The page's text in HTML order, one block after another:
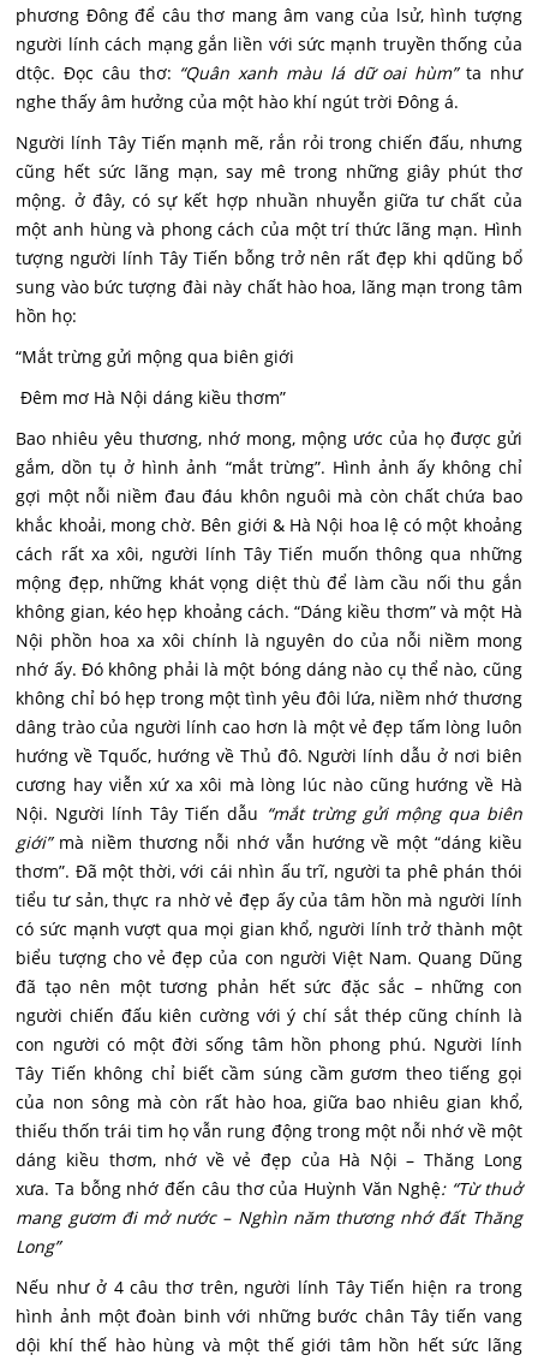
phương Đông để câu thơ mang âm vang của lsử, hình tượng
người lính cách mạng gắn liền với sức mạnh truyền thống của
dtộc. Đọc câu thơ: “Quân xanh màu lá dữ oai hùm”ta như
nghe thấy âm hưởng của một hào khí ngút trời Đông á.
Người lính Tây Tiến mạnh mẽ, rắn rỏi trong chiến đấu, nhưng
cũng hết sức lãng mạn, say mê trong những giây phút thơ
mộng. ở đây, có sự kết hợp nhuần nhuyễn giữa tư chất của
một anh hùng và phong cách của một trí thức lãng mạn. Hình
tượng người lính Tây Tiến bỗng trở nên rất đẹp khi qdũng bổ
sung vào bức tượng đài này chất hào hoa, lãng mạn trong tâm
hồn họ:
“Mắt trừng gửi mộng qua biên giới
Đêm mơ Hà Nội dáng kiều thơm”
Bao nhiêu yêu thương, nhớ mong, mộng ước của họ được gửi
gắm, dồn tụ ở hình ảnh “mắt trừng”. Hình ảnh ấy không chỉ
gợi một nỗi niềm đau đáu khôn nguôi mà còn chất chứa bao
khắc khoải, mong chờ. Bên giới & Hà Nội hoa lệ có một khoảng
cách rất xa xôi, người lính Tây Tiến muốn thông qua những
mộng đẹp, những khát vọng diệt thù để làm cầu nối thu gắn
không gian, kéo hẹp khoảng cách. “Dáng kiều thơm” và một Hà
Nội phồn hoa xa xôi chính là nguyên do của nỗi niềm mong
nhớ ấy. Đó không phải là một bóng dáng nào cụ thể nào, cũng
không chỉ bó hẹp trong một tình yêu đôi lứa, niềm nhớ thương
dâng trào của người lính cao hơn là một vẻ đẹp tấm lòng luôn
hướng về Tquốc, hướng về Thủ đô. Người lính dẫu ở nơi biên
cương hay viễn xứ xa xôi mà lòng lúc nào cũng hướng về Hà
Nội. Người lính Tây Tiến dẫu “mắt trừng gửi mộng qua biên
giới” mà niềm thương nỗi nhớ vẫn hướng về một “dáng kiều
thơm”. Đã một thời, với cái nhìn ấu trĩ, người ta phê phán thói
tiểu tư sản, thực ra nhờ vẻ đẹp ấy của tâm hồn mà người lính
có sức mạnh vượt qua mọi gian khổ, người lính trở thành một
biểu tượng cho vẻ đẹp của con người Việt Nam. Quang Dũng
đã tạo nên một tương phản hết sức đặc sắc – những con
người chiến đấu kiên cường với ý chí sắt thép cũng chính là
con người có một đời sống tâm hồn phong phú. Người lính
Tây Tiến không chỉ biết cầm súng cầm gươm theo tiếng gọi
của non sông mà còn rất hào hoa, giữa bao nhiêu gian khổ,
thiếu thốn trái tim họ vẫn rung động trong một nỗi nhớ về một
dáng kiều thơm, nhớ về vẻ đẹp của Hà Nội – Thăng Long
xưa. Ta bỗng nhớ đến câu thơ của Huỳnh Văn Nghệ: “Từ thuở
mang gươm đi mở nước – Nghìn năm thương nhớ đất Thăng
Long”
Nếu như ở 4 câu thơ trên, người lính Tây Tiến hiện ra trong
hình ảnh một đoàn binh với những bước chân Tây tiến vang
dội khí thế hào hùng và một thế giới tâm hồn hết sức lãng